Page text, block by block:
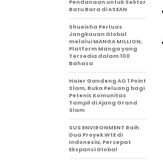
Pendanaan untuk Sektor
Batu Bara di ASEAN
Shueisha Perluas
Jangkauan Global
melalui MANGA MILLION,
Platform Manga yang
Tersedia dalam 100
Bahasa
Haier Gandeng AO 1 Point
Slam, Buka Peluang bagi
Petenis Komunitas
Tampil di Ajang Grand
Slam
SUS ENVIRONMENT Raih
Dua Proyek WtE di
Indonesia, Percepat
Ekspansi Global